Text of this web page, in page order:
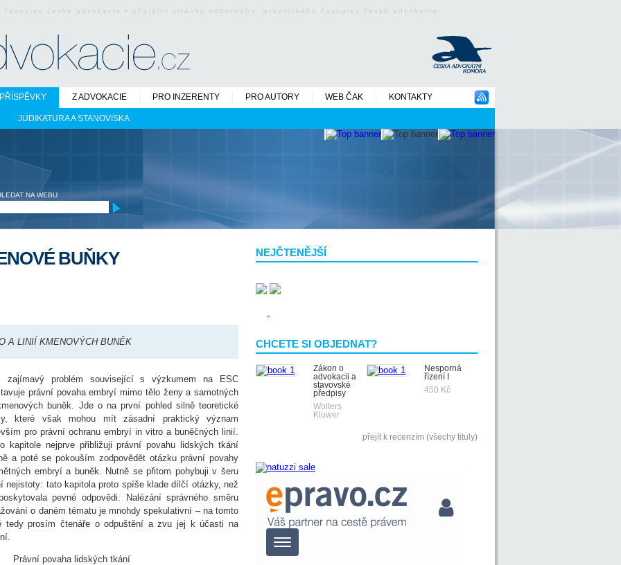
české advokacie • oficiální stránky odborného právnického časopisu české advokacie
JUDIKATURA A STANOVISKA
Z ADVOKACIE PRO INZERENTY PRO AUTORY WEB ČAK KONTAKTY
NA WEBU
NEJČTENĚJŠÍ
CHCETE SI OBJEDNAT?
Zákon o
advokacii a
stavovské
předpisy
Wolters
Kluwer
Nesporná
řízení I
450 Kč
přejít k recenzím (všechy tituly)
BUŇKY
A LINIÍ KMENOVÝCH BUNĚK
zajímavý problém související s výzkumem na ESC
právní povaha embryí mimo tělo ženy a samotných
buněk. Jde o na první pohled silně teoretické
které však mohou mít zásadní praktický význam
pro právní ochranu embryí in vitro a buněčných linií.
kapitole nejprve přibližuji právní povahu lidských tkání
a poté se pokouším zodpovědět otázku právní povahy
embryí a buněk. Nutně se přitom pohybuji v šeru
nejistoty: tato kapitola proto spíše klade dílčí otázky, než
pevné odpovědi. Nalézání správného směru
o daném tématu je mnohdy spekulativní – na tomto
tedy prosím čtenáře o odpuštění a zvu jej k účasti na
povaha lidských tkání